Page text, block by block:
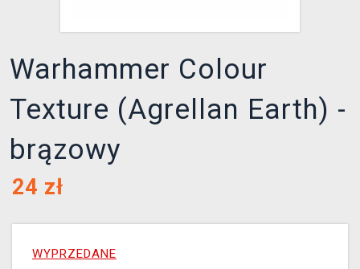
Warhammer Colour
Texture (Agrellan Earth) -
brązowy
24 zł
WYPRZEDANE